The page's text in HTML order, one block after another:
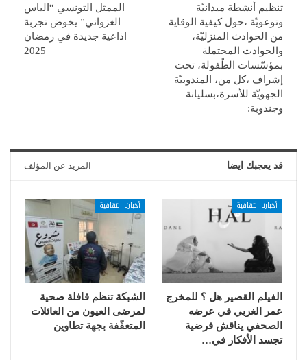
تنظيم أنشطة ميدانيّة
وتوعويّة ،حول كيفية الوقاية
من الحوادث المنزليّة،
والحوادث المحتملة
بمؤسّسات الطّفولة، تحت
إشراف ،كل من، المندوبيّة
الجهويّة للأسرة،بسليانة
وجندوبة:
الممثل التونسي “الياس
الغزواني” يخوض تجربة
اذاعية جديدة في رمضان
2025
قد يعجبك ايضا المزيد عن المؤلف
أخبارنا الثقافية
الفيلم القصير هل ؟ للمخرج
عمر الغربي في عرضه
الصحفي يناقش فرضية
تجسد الأفكار في…
أخبارنا الثقافية
الشبكة تنظم قافلة صحية
لمرضى العيون من العائلات
المتعفّفة بجهة تطاوين